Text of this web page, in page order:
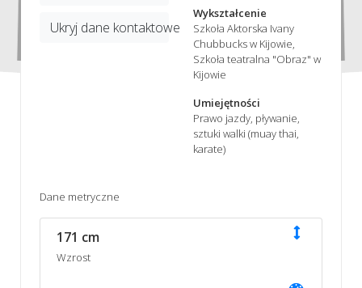
Ukryj dane kontaktowe
Wykształcenie
Szkoła Aktorska Ivany
Chubbucks w Kijowie,
Szkoła teatralna "Obraz" w
Kijowie
Umiejętności
Prawo jazdy, pływanie,
sztuki walki (muay thai,
karate)
Dane metryczne
171 cm
Wzrost